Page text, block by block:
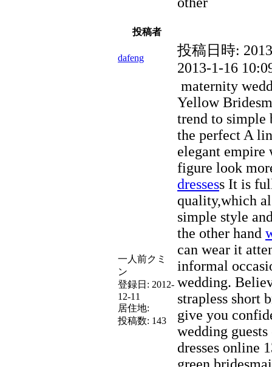
投稿者
dafeng 投稿日時:
2013-1-16
一人前クミ
ン
登録日: 2012-
12-11
居住地:
投稿数: 143
maternity
Yellow
trend to simple
the perfect A
elegant empire
figure look
dressess It is
quality,which
simple style
the other hand
can wear it
informal
wedding.
strapless short
give you
wedding
dresses online